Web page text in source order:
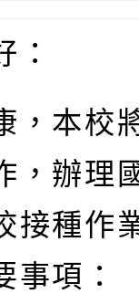
：
，本校
，辦理
接種作
事項：